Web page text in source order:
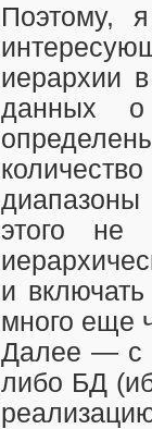
Поэтому,
иерархии
данных о
диапазоны
этого не
и
много еще
Далее — с
либо БД